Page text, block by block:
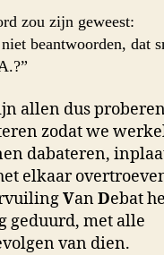
zou zijn geweest:
beantwoorden, dat
allen dus
zodat we
dabateren,
elkaar
VanDebat
geduurd, met alle
van dien.